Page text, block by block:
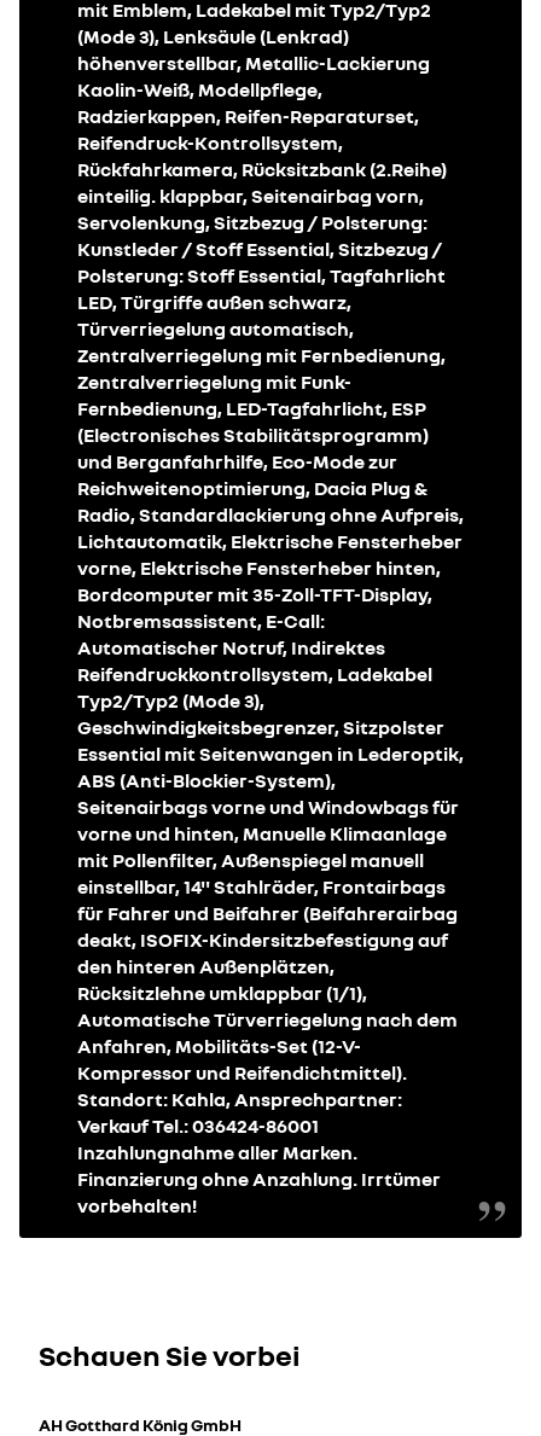
mit Emblem, Ladekabel mit Typ2/Typ2
(Mode 3), Lenksäule (Lenkrad)
höhenverstellbar, Metallic-Lackierung
Kaolin-Weiß, Modellpflege,
Radzierkappen, Reifen-Reparaturset,
Reifendruck-Kontrollsystem,
Rückfahrkamera, Rücksitzbank (2.Reihe)
einteilig. klappbar, Seitenairbag vorn,
Servolenkung, Sitzbezug / Polsterung:
Kunstleder / Stoff Essential, Sitzbezug /
Polsterung: Stoff Essential, Tagfahrlicht
LED, Türgriffe außen schwarz,
Türverriegelung automatisch,
Zentralverriegelung mit Fernbedienung,
Zentralverriegelung mit Funk-
Fernbedienung, LED-Tagfahrlicht, ESP
(Electronisches Stabilitätsprogramm)
und Berganfahrhilfe, Eco-Mode zur
Reichweitenoptimierung, Dacia Plug &
Radio, Standardlackierung ohne Aufpreis,
Lichtautomatik, Elektrische Fensterheber
vorne, Elektrische Fensterheber hinten,
Bordcomputer mit 35-Zoll-TFT-Display,
Notbremsassistent, E-Call:
Automatischer Notruf, Indirektes
Reifendruckkontrollsystem, Ladekabel
Typ2/Typ2 (Mode 3),
Geschwindigkeitsbegrenzer, Sitzpolster
Essential mit Seitenwangen in Lederoptik,
ABS (Anti-Blockier-System),
Seitenairbags vorne und Windowbags für
vorne und hinten, Manuelle Klimaanlage
mit Pollenfilter, Außenspiegel manuell
einstellbar, 14'' Stahlräder, Frontairbags
für Fahrer und Beifahrer (Beifahrerairbag
deakt, ISOFIX-Kindersitzbefestigung auf
den hinteren Außenplätzen,
Rücksitzlehne umklappbar (1/1),
Automatische Türverriegelung nach dem
Anfahren, Mobilitäts-Set (12-V-
Kompressor und Reifendichtmittel).
Standort: Kahla, Ansprechpartner:
Verkauf Tel.: 036424-86001
Inzahlungnahme aller Marken.
Finanzierung ohne Anzahlung. Irrtümer
vorbehalten!
Schauen Sie vorbei
AH Gotthard König GmbH